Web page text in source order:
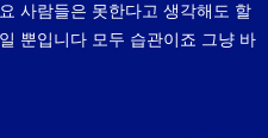
사람들은 못한다고 생각해도 할
뿐입니다 모두 습관이죠 그냥 바